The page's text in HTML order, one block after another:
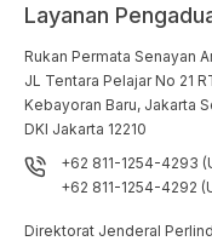
Layanan
Rukan Permata Senayan
JL Tentara Pelajar No 21
Kebayoran Baru, Jakarta
DKI Jakarta 12210
+62 811-1254-4293
+62 811-1254-4292
Direktorat Jenderal